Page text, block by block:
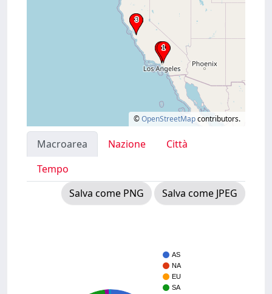
©OpenStreetMapcontributors.
Macroarea Nazione
Città
Tempo
Salva come PNG
Salva come JPEG
AS
NA
EU
SA